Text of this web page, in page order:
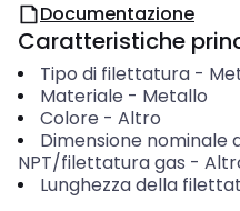
Documentazione
Caratteristiche
Tipo di filettatura-
Materiale - Metallo
Colore - Altro
Dimensione nominale
NPT/filettatura gas -
Lunghezza della